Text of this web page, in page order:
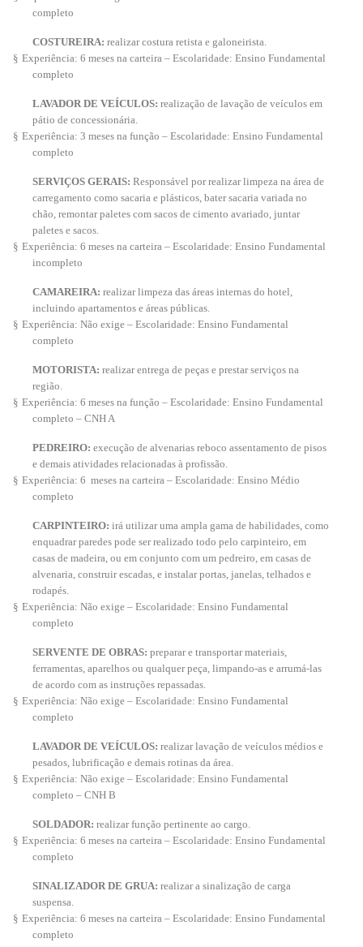
completo
COSTUREIRA:realizar costura retista e galoneirista.
§ Experiência: 6 meses na carteira – Escolaridade: Ensino Fundamental
completo
LAVADOR DE VEÍCULOS:realização de lavação de veículos em
pátio de concessionária.
§ Experiência: 3 meses na função – Escolaridade: Ensino Fundamental
completo
SERVIÇOS GERAIS:Responsável por realizar limpeza na área de
carregamento como sacaria e plásticos, bater sacaria variada no
chão, remontar paletes com sacos de cimento avariado, juntar
paletes e sacos.
§ Experiência: 6 meses na carteira – Escolaridade: Ensino Fundamental
incompleto
CAMAREIRA:realizar limpeza das áreas internas do hotel,
incluindo apartamentos e áreas públicas.
§ Experiência: Não exige – Escolaridade: Ensino Fundamental
completo
MOTORISTA:realizar entrega de peças e prestar serviços na
região.
§ Experiência: 6 meses na função – Escolaridade: Ensino Fundamental
completo – CNH A
PEDREIRO:execução de alvenarias reboco assentamento de pisos
e demais atividades relacionadas à profissão.
§ Experiência: 6 meses na carteira – Escolaridade: Ensino Médio
completo
CARPINTEIRO:irá utilizar uma ampla gama de habilidades, como
enquadrar paredes pode ser realizado todo pelo carpinteiro, em
casas de madeira, ou em conjunto com um pedreiro, em casas de
alvenaria, construir escadas, e instalar portas, janelas, telhados e
rodapés.
§ Experiência: Não exige – Escolaridade: Ensino Fundamental
completo
SERVENTE DE OBRAS:preparar e transportar materiais,
ferramentas, aparelhos ou qualquer peça, limpando-as e arrumá-las
de acordo com as instruções repassadas.
§ Experiência: Não exige – Escolaridade: Ensino Fundamental
completo
LAVADOR DE VEÍCULOS:realizar lavação de veículos médios e
pesados, lubrificação e demais rotinas da área.
§ Experiência: Não exige – Escolaridade: Ensino Fundamental
completo – CNH B
SOLDADOR:realizar função pertinente ao cargo.
§ Experiência: 6 meses na carteira – Escolaridade: Ensino Fundamental
completo
SINALIZADOR DE GRUA:realizar a sinalização de carga
suspensa.
§ Experiência: 6 meses na carteira – Escolaridade: Ensino Fundamental
completo